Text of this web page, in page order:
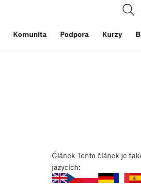
Komunita Podpora Kurzy
Článek Tento článek je
jazycích: